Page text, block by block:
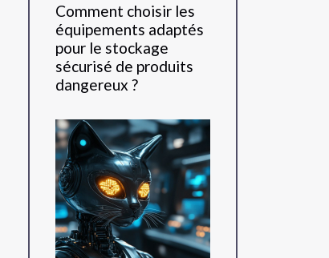
Comment choisir les
équipements adaptés
pour le stockage
sécurisé de produits
dangereux ?